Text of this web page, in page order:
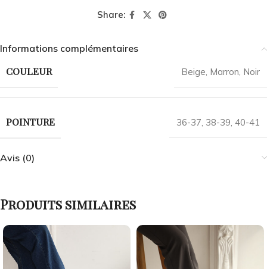
Share:
Informations complémentaires
COULEUR Beige Marron Noir
POINTURE 36-37 38-39 40-41
Avis (0)
Produits similaires